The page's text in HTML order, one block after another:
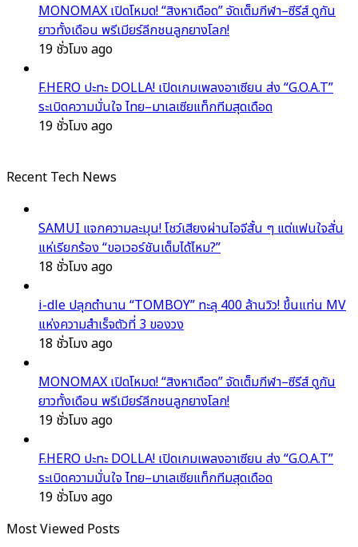
MONOMAX เปิดโหมด! “สิงหาเดือด” จัดเต็มกีฬา–ซีรีส์ ดูกัน
ยาวทั้งเดือน พรีเมียร์ลีกชนลูกยางโลก!
19 ชั่วโมง ago
F.HERO ปะทะ DOLLA! เปิดเกมเพลงอาเซียน ส่ง “G.O.A.T”
ระเบิดความมั่นใจ ไทย–มาเลเซียแท็กทีมสุดเดือด
19 ชั่วโมง ago
Recent Tech News
SAMUI แจกความละมุน! โชว์เสียงผ่านไอจีสั้น ๆ แต่แฟนใจสั่น
แห่เรียกร้อง “ขอเวอร์ชันเต็มได้ไหม?”
18 ชั่วโมง ago
i-dle ปลุกตำนาน “TOMBOY” ทะลุ 400 ล้านวิว! ขึ้นแท่น MV
แห่งความสำเร็จตัวที่ 3 ของวง
18 ชั่วโมง ago
MONOMAX เปิดโหมด! “สิงหาเดือด” จัดเต็มกีฬา–ซีรีส์ ดูกัน
ยาวทั้งเดือน พรีเมียร์ลีกชนลูกยางโลก!
19 ชั่วโมง ago
F.HERO ปะทะ DOLLA! เปิดเกมเพลงอาเซียน ส่ง “G.O.A.T”
ระเบิดความมั่นใจ ไทย–มาเลเซียแท็กทีมสุดเดือด
19 ชั่วโมง ago
Most Viewed Posts